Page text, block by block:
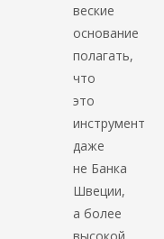
веские
основание
полагать,
что
это
инструмент
даже
не Банка
Швеции,
а более